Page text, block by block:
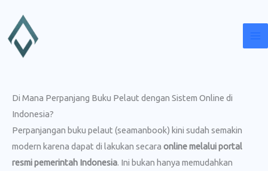
konten
Di Mana Perpanjang Buku Pelaut dengan Sistem Online di
Indonesia?
Perpanjangan buku pelaut (seamanbook) kini sudah semakin
modern karena dapat di lakukan secara online melalui portal
resmi pemerintah Indonesia. Ini bukan hanya memudahkan